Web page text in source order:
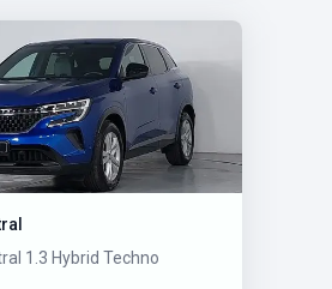
1.3 Hybrid Techno